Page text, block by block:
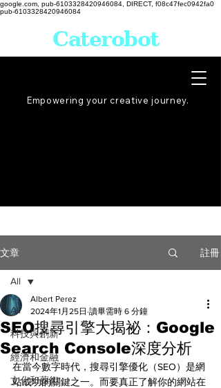
google.com, pub-6103328420946084, DIRECT, f08c47fec0942fa0
pub-6103328420946084
Empowering your creative journey.
Caterobot
文章 註冊
All
科技與創新
經濟和金融
文化和藝術
All
SEO搜尋引擎大揭祕：Google
Search Console深度分析
Albert Perez
2024年1月25日 讀畢需時 6 分鐘
在當今數字時代，搜尋引擎優化（SEO）是網
站成功的關鍵之一。而要真正了解你的網站在